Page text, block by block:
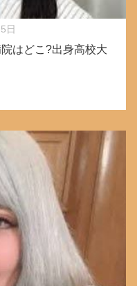
日
はどこ?出身高校大